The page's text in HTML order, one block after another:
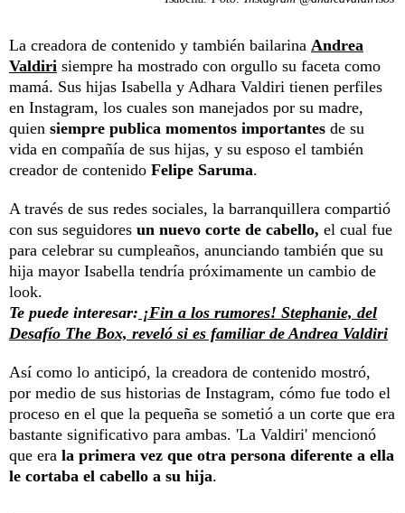
La creadora de contenido y también bailarina Andrea
Valdiri siempre ha mostrado con orgullo su faceta como
mamá. Sus hijas Isabella y Adhara Valdiri tienen perfiles
en Instagram, los cuales son manejados por su madre,
quien siempre publica momentos importantes de su
vida en compañía de sus hijas, y su esposo el también
creador de contenido Felipe Saruma.
A través de sus redes sociales, la barranquillera compartió
con sus seguidores un nuevo corte de cabello, el cual fue
para celebrar su cumpleaños, anunciando también que su
hija mayor Isabella tendría próximamente un cambio de
look.
Te puede interesar: ¡Fin a los rumores! Stephanie, del
Desafío The Box, reveló si es familiar de Andrea Valdiri
Así como lo anticipó, la creadora de contenido mostró,
por medio de sus historias de Instagram, cómo fue todo el
proceso en el que la pequeña se sometió a un corte que era
bastante significativo para ambas. 'La Valdiri' mencionó
que era la primera vez que otra persona diferente a ella
le cortaba el cabello a su hija.